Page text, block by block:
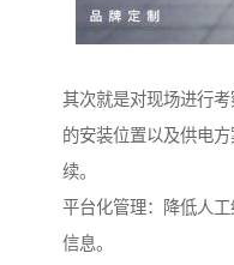
其次就是对现场进行
的安装位置以及供电
续。
平台化管理：降低人
信息。